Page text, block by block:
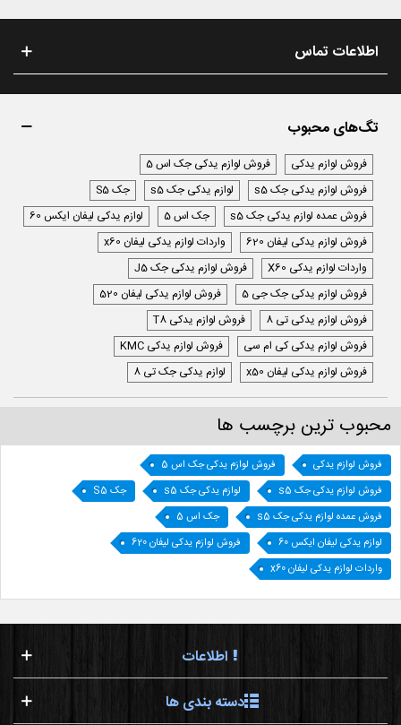
اطلاعات تماس
تگ‌های محبوب
فروش لوازم یدکی
فروش لوازم یدکی جک اس 5
فروش لوازم یدکی جک s5
لوازم یدکی جک s5
جک S5
فروش عمده لوازم یدکی جک s5
جک اس 5
لوازم یدکی لیفان ایکس 60
فروش لوازم یدکی لیفان 620
واردات لوازم یدکی لیفان x60
واردات لوازم یدکی X60
فروش لوازم یدکی جک J5
فروش لوازم یدکی جک جی 5
فروش لوازم یدکی لیفان 520
فروش لوازم یدکی تی 8
فروش لوازم یدکی T8
فروش لوازم یدکی کی ام سی
فروش لوازم یدکی KMC
فروش لوازم یدکی لیفان x50
لوازم یدکی جک تی 8
محبوب ترین برچسب ها
فروش لوازم یدکی
فروش لوازم یدکی جک اس 5
فروش لوازم یدکی جک s5
لوازم یدکی جک s5
جک S5
فروش عمده لوازم یدکی جک s5
جک اس 5
لوازم یدکی لیفان ایکس 60
فروش لوازم یدکی لیفان 620
واردات لوازم یدکی لیفان x60
اطلاعات
دسته بندی ها